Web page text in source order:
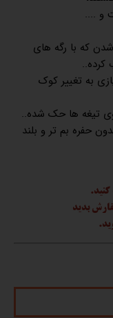
و ....
که با رگه های
کرده..
به تغییر کوک
تیغه ها حک شده..
حفره بم تر و بلند
کنید.
بدید